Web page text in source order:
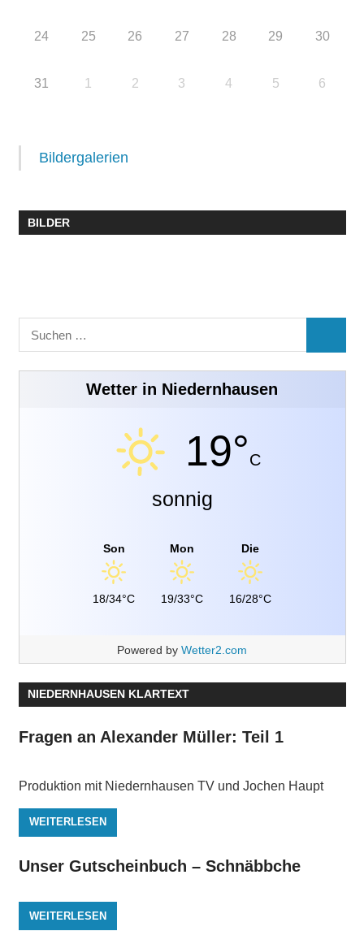
24 25 26 27 28 29 30
31 1 2 3 4 5 6
Bildergalerien
BILDER
Suchen
nach:
Wetter in Niedernhausen
19°C
sonnig
Son
18/34°C
Mon
19/33°C
Die
16/28°C
Powered by Wetter2.com
NIEDERNHAUSEN KLARTEXT
Fragen an Alexander Müller: Teil 1
Produktion mit Niedernhausen TV und Jochen Haupt
WEITERLESEN
Unser Gutscheinbuch – Schnäbbche
WEITERLESEN